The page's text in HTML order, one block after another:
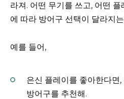
라져. 어떤 무기를 쓰고, 어떤
에 따라 방어구 선택이 달라지
예를 들어,
은신 플레이를 좋아한다면
방어구를 추천해.